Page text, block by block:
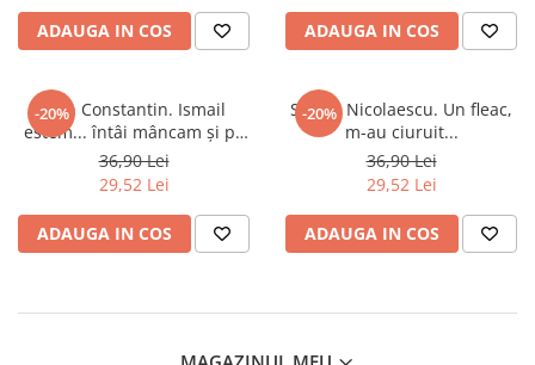
ADAUGA IN COS ADAUGA IN COS
-20%
Jean Constantin. Ismail
estem... întâi mâncam și pe
urmă luptam
36,90 Lei
29,52 Lei
ADAUGA IN COS
-20%
Sergiu Nicolaescu. Un fleac,
m-au ciuruit...
36,90 Lei
29,52 Lei
ADAUGA IN COS